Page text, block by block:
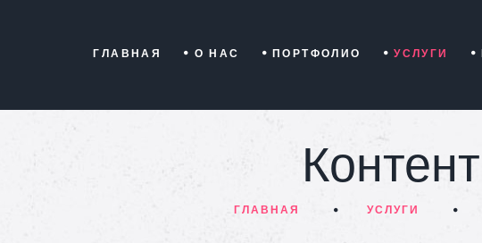
ГЛАВНАЯ О НАС ПОРТФОЛИО УСЛУГИ
Контент
ГЛАВНАЯ УСЛУГИ